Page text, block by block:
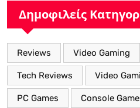
Δημοφιλείς
Reviews Video Gaming
Tech Reviews Video
PC Games Console